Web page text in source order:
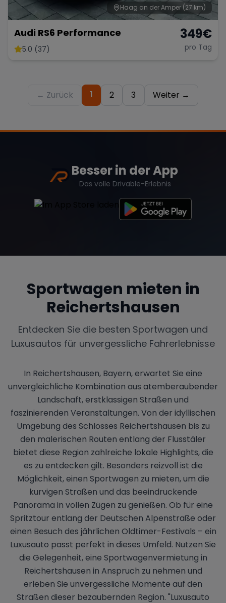
Haag an der Amper (27 km)
Audi RS6 Performance
5.0 (37)
349€
pro Tag
← Zurück 1 2 3 Weiter →
Besser in der App
Das volle Drivable-Erlebnis
Sportwagen mieten in
Reichertshausen
Entdecken Sie die besten Sportwagen und
Luxusautos für unvergessliche Fahrerlebnisse
In Reichertshausen, Bayern, erwartet Sie eine
unvergleichliche Kombination aus atemberaubender
Landschaft, erstklassigen Straßen und
faszinierenden Veranstaltungen. Von der idyllischen
Umgebung des Schlosses Reichertshausen bis zu
den malerischen Routen entlang der Flusstäler
bietet diese Region zahlreiche lokale Highlights, die
es zu entdecken gilt. Besonders reizvoll ist die
Möglichkeit, einen Sportwagen zu mieten, um die
kurvigen Straßen und das beeindruckende
Panorama in vollen Zügen zu genießen. Ob für eine
Spritztour entlang der Deutschen Alpenstraße oder
einen Besuch des jährlichen Oldtimer-Festivals – ein
Luxusauto passt perfekt in dieses Umfeld. Nutzen Sie
die Gelegenheit, eine Sportwagenvermietung in
Reichertshausen in Anspruch zu nehmen und
erleben Sie unvergessliche Momente auf den
Straßen dieser bezaubernden Region. "Luxusauto